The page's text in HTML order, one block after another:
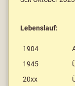
Lebenslauf:
1904
1945
20xx